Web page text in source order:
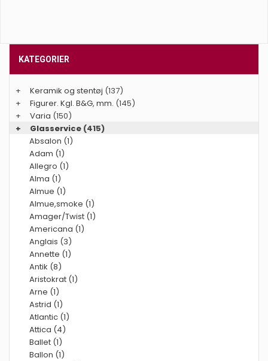
KATEGORIER
+ Keramik og stentøj (137)
+
Figurer. Kgl. B&G, mm. (145)
+
Varia (150)
+
Glasservice (415)
Absalon (1)
Adam (1)
Allegro (1)
Alma (1)
Almue (1)
Almue,smoke (1)
Amager/Twist (1)
Americana (1)
Anglais (3)
Annette (1)
Antik (8)
Aristokrat (1)
Arne (1)
Astrid (1)
Atlantic (1)
Attica (4)
Ballet (1)
Ballon (1)